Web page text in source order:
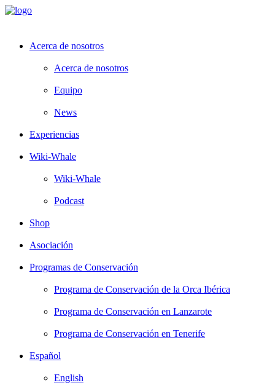
Acerca de nosotros
Acerca de nosotros
Equipo
News
Experiencias
Wiki-Whale
Wiki-Whale
Podcast
Shop
Asociación
Programas de Conservación
Programa de Conservación de la Orca Ibérica
Programa de Conservación en Lanzarote
Programa de Conservación en Tenerife
Español
English